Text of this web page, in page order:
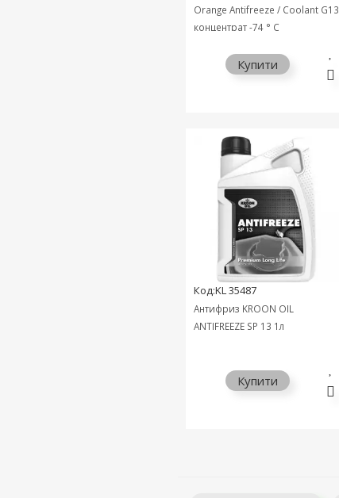
Orange Antifreeze / Coolant G13
концентрат -74 ° C
Купити
Код:KL 35487
Антифриз KROON OIL
ANTIFREEZE SP 13 1л
Купити